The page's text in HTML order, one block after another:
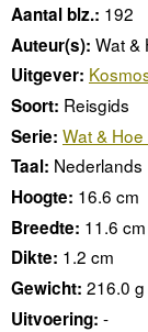
Aantal blz.: 192
Auteur(s): Wat &
Uitgever:
Soort: Reisgids
Serie: Wat &
Taal: Nederlands
Hoogte: 16.6 cm
Breedte: 11.6 cm
Dikte: 1.2 cm
Gewicht: 216.0 g
Uitvoering: -